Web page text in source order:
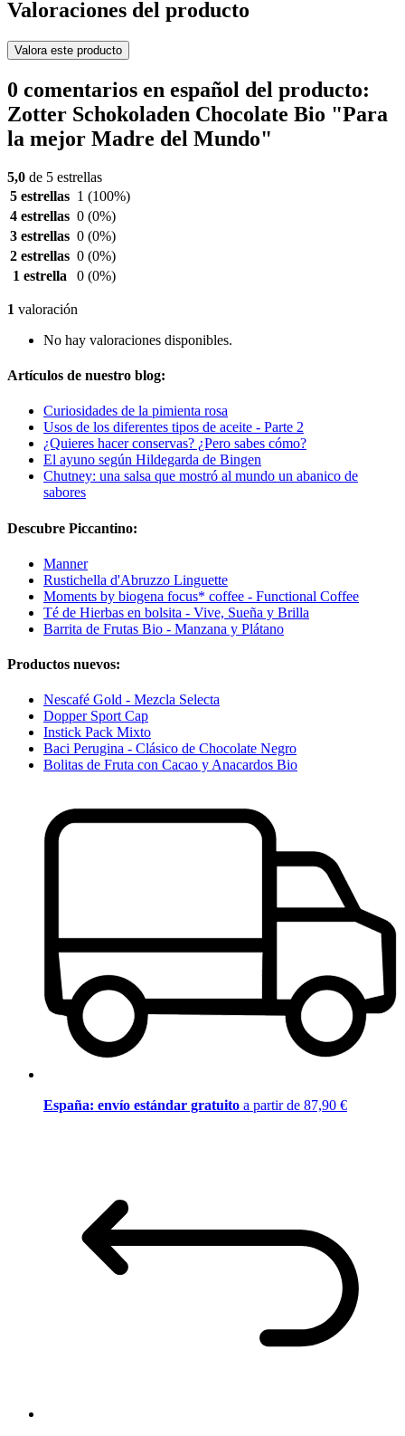
Valoraciones del producto
Valora este producto
0 comentarios en español del producto:
Zotter Schokoladen Chocolate Bio "Para
la mejor Madre del Mundo"
5,0 de 5 estrellas
5 estrellas 1 (100%)
4 estrellas 0 (0%)
3 estrellas 0 (0%)
2 estrellas 0 (0%)
1 estrella
0 (0%)
1 valoración
No hay valoraciones disponibles.
Artículos de nuestro blog:
Curiosidades de la pimienta rosa
Usos de los diferentes tipos de aceite - Parte 2
¿Quieres hacer conservas? ¿Pero sabes cómo?
El ayuno según Hildegarda de Bingen
Chutney: una salsa que mostró al mundo un abanico de
sabores
Descubre Piccantino:
Manner
Rustichella d'Abruzzo Linguette
Moments by biogena focus* coffee - Functional Coffee
Té de Hierbas en bolsita - Vive, Sueña y Brilla
Barrita de Frutas Bio - Manzana y Plátano
Productos nuevos:
Nescafé Gold - Mezcla Selecta
Dopper Sport Cap
Instick Pack Mixto
Baci Perugina - Clásico de Chocolate Negro
Bolitas de Fruta con Cacao y Anacardos Bio
España: envío estándar gratuito a partir de 87,90 €